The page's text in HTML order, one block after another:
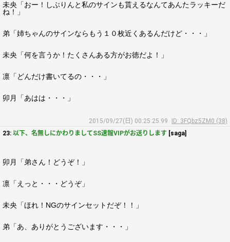
未央「おー！しぶりんと私のサインも貰えるなんてあんたラッキーだ
ね！」
弟「姉ちゃんのサインならもう１０枚近くあるんだけど・・・」
未央「何を言うか！たくさんある方がお徳だよ！」
凛「どんだけ書いてるの・・・」
卯月「あはは・・・」
2015/09/27(日) 00:25:25.99
ID: 3FQbz5ZM0 (38)
23: 以下、名無しにかわりましてSS速報VIPがお送りします [saga]
卯月「弟さん！どうぞ！」
凛「えっと・・・どうぞ」
未央「ほれ！NGのサインセットだぞ！！」
弟「あ、ありがとうございます・・・」